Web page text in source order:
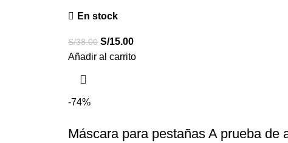
En stock
S/38.00 S/15.00
Añadir al carrito
-74%
Máscara para pestañas A prueba de